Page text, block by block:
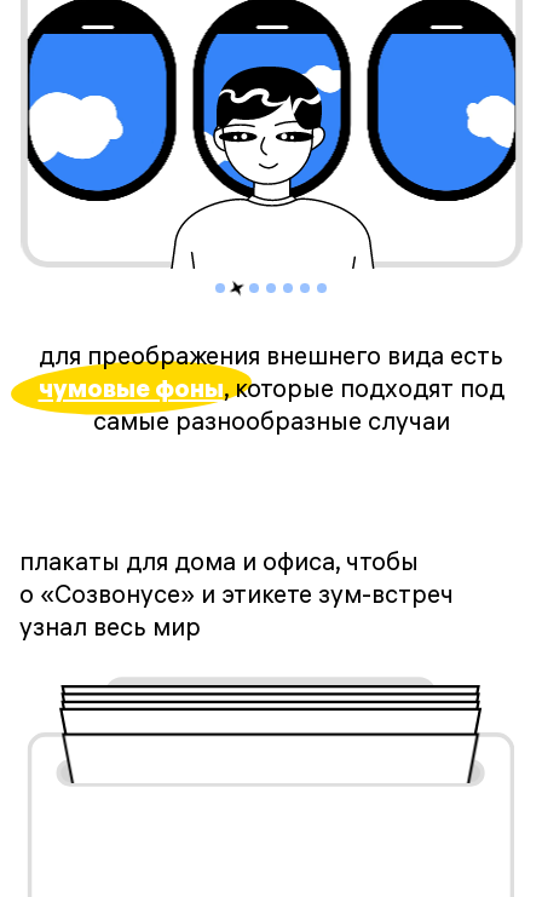
для преображения внешнего вида есть
чумовые фоны, которые подходят под
самые разнообразные случаи
плакаты для дома и офиса, чтобы
о «Созвонусе» и этикете зум-встреч
узнал весь мир